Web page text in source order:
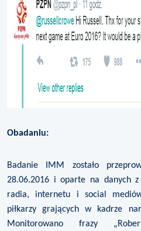
Obadaniu:
Badanie IMM zostało
28.06.2016 i oparte na danych
radia, internetu i social
piłkarzy grających w kadrze
Monitorowano frazy